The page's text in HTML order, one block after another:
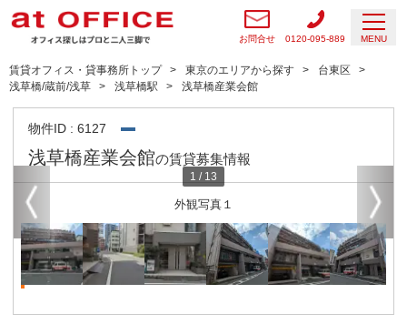
お問合せ 0120-095-889 MENU
賃貸オフィス・貸事務所トップ 東京のエリアから探す
台東区
浅草橋/蔵前/浅草
浅草橋駅 浅草橋産業会館
物件ID : 6127
浅草橋産業会館の賃貸募集情報
外観写真１
1 / 13